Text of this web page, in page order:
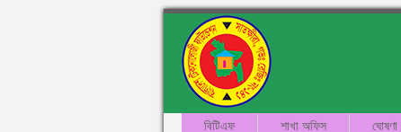
বিটিএফ শাখা অফিস ঘোষণা